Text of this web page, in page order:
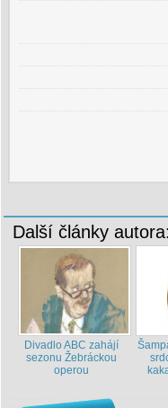
Další články autora:
Divadlo ABC zahájí
sezonu Žebráckou
operou